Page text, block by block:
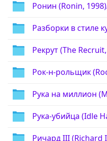
Ронин (Ronin,
Разборки в стиле
Рекрут (The
Рок-н-рольщик
Рука на миллион
Рука-убийца (Idle
Ричард III (Richard